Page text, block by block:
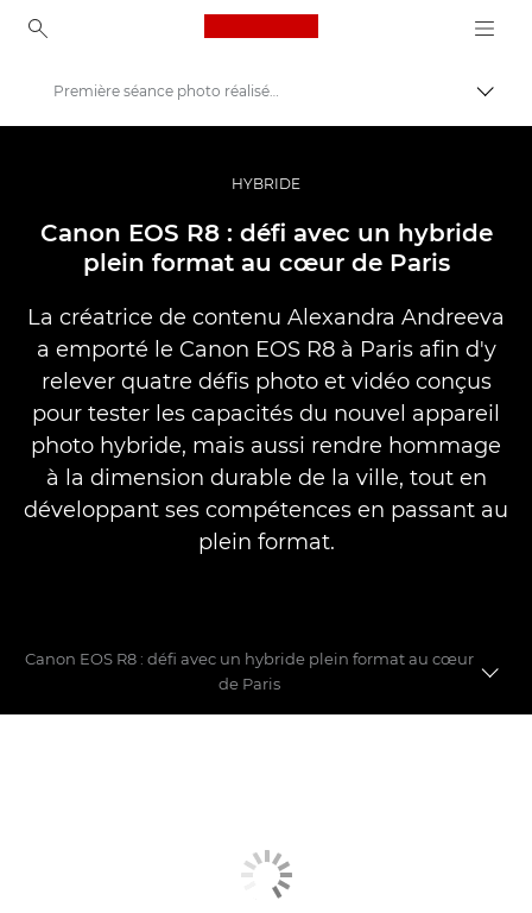
Canon Logo, back to
Vidéo et photographie professionnelles
Histoires
Première séance photo réalisée avec l'EOS R8
HYBRIDE
Canon EOS R8 : défi avec un hybride
plein format au cœur de Paris
La créatrice de contenu Alexandra Andreeva
a emporté le Canon EOS R8 à Paris afin d'y
relever quatre défis photo et vidéo conçus
pour tester les capacités du nouvel appareil
photo hybride, mais aussi rendre hommage
à la dimension durable de la ville, tout en
développant ses compétences en passant au
plein format.
Canon EOS R8 : défi avec un hybride plein format au cœur
de Paris
Comparatif entre l'EOS R8, l'EOS R7 et l'EOS RP